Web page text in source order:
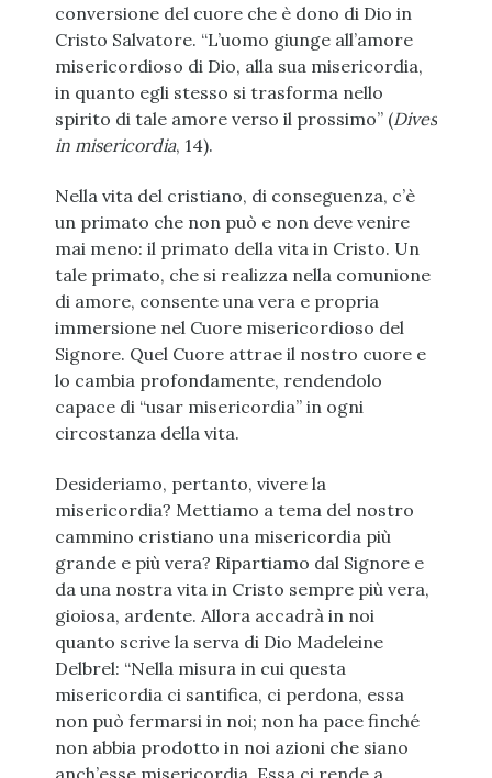
conversione del cuore che è dono di Dio in
Cristo Salvatore. “L’uomo giunge all’amore
misericordioso di Dio, alla sua misericordia,
in quanto egli stesso si trasforma nello
spirito di tale amore verso il prossimo” (Dives
in misericordia, 14).
Nella vita del cristiano, di conseguenza, c’è
un primato che non può e non deve venire
mai meno: il primato della vita in Cristo. Un
tale primato, che si realizza nella comunione
di amore, consente una vera e propria
immersione nel Cuore misericordioso del
Signore. Quel Cuore attrae il nostro cuore e
lo cambia profondamente, rendendolo
capace di “usar misericordia” in ogni
circostanza della vita.
Desideriamo, pertanto, vivere la
misericordia? Mettiamo a tema del nostro
cammino cristiano una misericordia più
grande e più vera? Ripartiamo dal Signore e
da una nostra vita in Cristo sempre più vera,
gioiosa, ardente. Allora accadrà in noi
quanto scrive la serva di Dio Madeleine
Delbrel: “Nella misura in cui questa
misericordia ci santifica, ci perdona, essa
non può fermarsi in noi; non ha pace finché
non abbia prodotto in noi azioni che siano